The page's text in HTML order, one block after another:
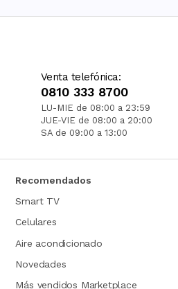
Venta telefónica:
0810 333 8700
LU-MIE de 08:00 a 23:59
JUE-VIE de 08:00 a 20:00
SA de 09:00 a 13:00
Recomendados
Smart TV
Celulares
Aire acondicionado
Novedades
Más vendidos Marketplace